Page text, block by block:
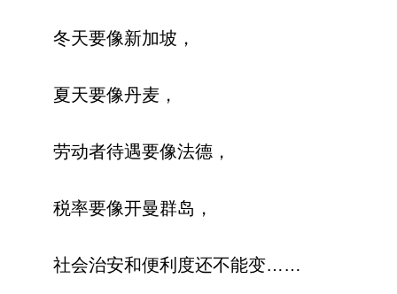
冬天要像新加坡，
夏天要像丹麦，
劳动者待遇要像法德，
税率要像开曼群岛，
社会治安和便利度还不能变……